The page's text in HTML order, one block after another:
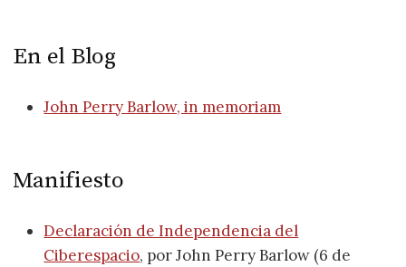
En el Blog
John Perry Barlow, in memoriam
Manifiesto
Declaración de Independencia del
Ciberespacio, por John Perry Barlow (6 de